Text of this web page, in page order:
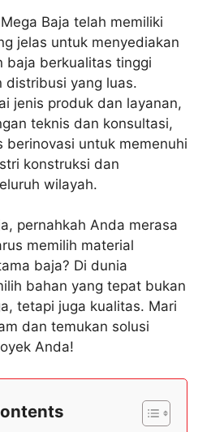
Baja telah memiliki
jelas untuk menyediakan
baja berkualitas tinggi
distribusi yang luas.
jenis produk dan layanan,
teknis dan konsultasi,
berinovasi untuk memenuhi
konstruksi dan
wilayah.
pernahkah Anda merasa
memilih material
baja? Di dunia
bahan yang tepat bukan
tetapi juga kualitas. Mari
dan temukan solusi
Anda!